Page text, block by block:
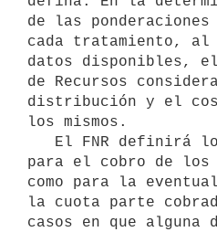
de las
cada tratamiento, al
datos disponibles, el
de Recursos
distribución y el
los mismos.
para el cobro de los
como para la
la cuota parte
casos en que alguna